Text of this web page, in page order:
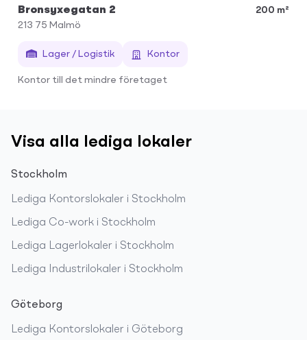
Bronsyxegatan 2
200 m²
213 75 Malmö
Lager / Logistik Kontor
Kontor till det mindre företaget
Visa alla lediga lokaler
Stockholm
Lediga Kontorslokaler i Stockholm
Lediga Co-work i Stockholm
Lediga Lagerlokaler i Stockholm
Lediga Industrilokaler i Stockholm
Göteborg
Lediga Kontorslokaler i Göteborg